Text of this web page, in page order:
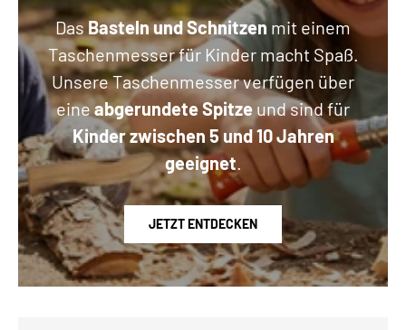
DasBasteln und Schnitzen mit einem
Taschenmesser für Kinder macht Spaß.
Unsere Taschenmesser verfügen über
eine abgerundete Spitze und sind für
Kinder zwischen 5 und 10 Jahren
geeignet.
JETZT ENTDECKEN